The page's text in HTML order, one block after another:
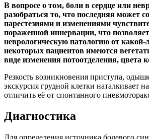
В вопросе о том, боли в сердце или
разобраться то, что последняя может
парестезиями и изменениями
пораженной иннервации, что
неврологическую патологию от какой-
некоторых пациентов имеются
виде изменения потоотделения, цвета
Резкость возникновения приступа,
экскурсия грудной клетки наталкивает
отличить её от спонтанного
Диагностика